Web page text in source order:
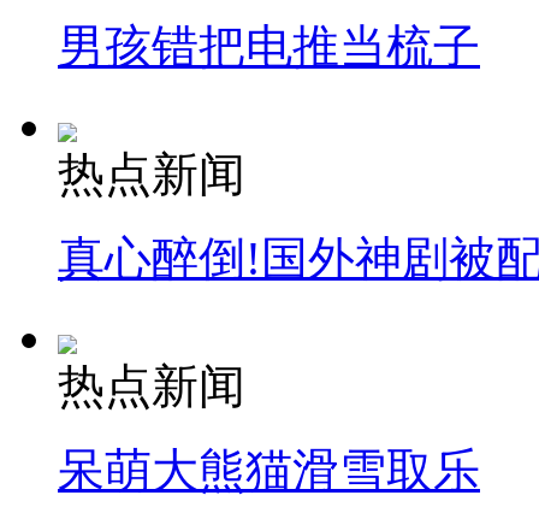
男孩错把电推当梳子
热点新闻
真心醉倒!国外神剧被
热点新闻
呆萌大熊猫滑雪取乐